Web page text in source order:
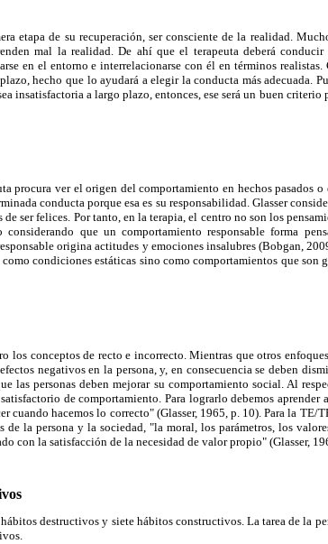
etapa de su recuperación, ser consciente de la realidad.
mal la realidad. De ahí que el terapeuta deberá
en el entorno e interrelacionarse con él en términos realistas.
hecho que lo ayudará a elegir la conducta más adecuada.
insatisfactoria a largo plazo, entonces, ese será un buen criterio
procura ver el origen del comportamiento en hechos pasados o
conducta porque esa es su responsabilidad. Glasser
ser felices. Por tanto, en la terapia, el centro no son los
que un comportamiento responsable forma
originaactitudes y emociones insalubres (Bobgan,
condiciones estáticas sino como comportamientos que son
los conceptos de recto e incorrecto. Mientras que otros
negativos en la persona, y, en consecuencia se deben
las personas deben mejorar su comportamiento social. Al
de comportamiento. Para lograrlo debemos aprender
cuando hacemos lo correcto" (Glasser, 1965, p. 10). Para la TE/
de la persona y la sociedad, "la moral, los parámetros, los
con la satisfacción de la necesidad de valor propio" (Glasser,
destructivos y siete hábitos constructivos. La tarea de la